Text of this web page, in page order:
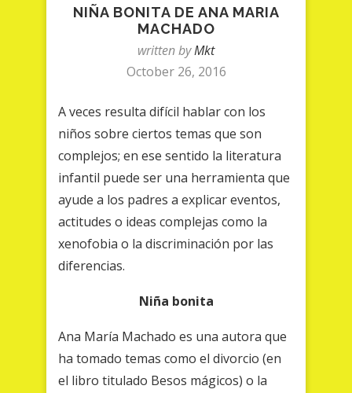
NIÑA BONITA DE ANA MARIA
MACHADO
written byMkt
October 26, 2016
A veces resulta difícil hablar con los
niños sobre ciertos temas que son
complejos; en ese sentido la literatura
infantil puede ser una herramienta que
ayude a los padres a explicar eventos,
actitudes o ideas complejas como la
xenofobia o la discriminación por las
diferencias.
Niña bonita
Ana María Machado es una autora que
ha tomado temas como el divorcio (en
el libro titulado Besos mágicos) o la